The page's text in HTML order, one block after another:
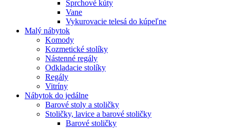
Sprchové kúty
Vane
Vykurovacie telesá do kúpeľne
Malý nábytok
Komody
Kozmetické stolíky
Nástenné regály
Odkladacie stolíky
Regály
Vitríny
Nábytok do jedálne
Barové stoly a stoličky
Stoličky, lavice a barové stoličky
Barové stoličky